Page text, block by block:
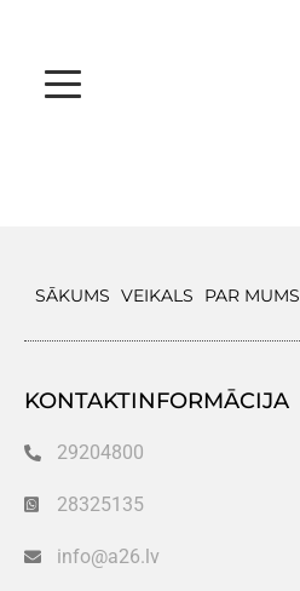
SĀKUMS VEIKALS PAR MUMS
KONTAKTINFORMĀCIJA
29204800
28325135
info@a26.lv